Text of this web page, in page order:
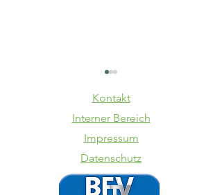
SV Kasing -
Kontakt
Interner Bereich
Impressum
Datenschutz